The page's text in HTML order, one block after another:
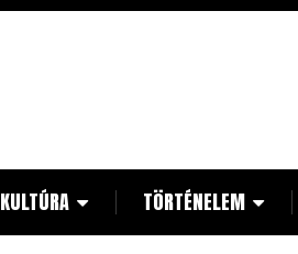
KULTÚRA TÖRTÉNELEM